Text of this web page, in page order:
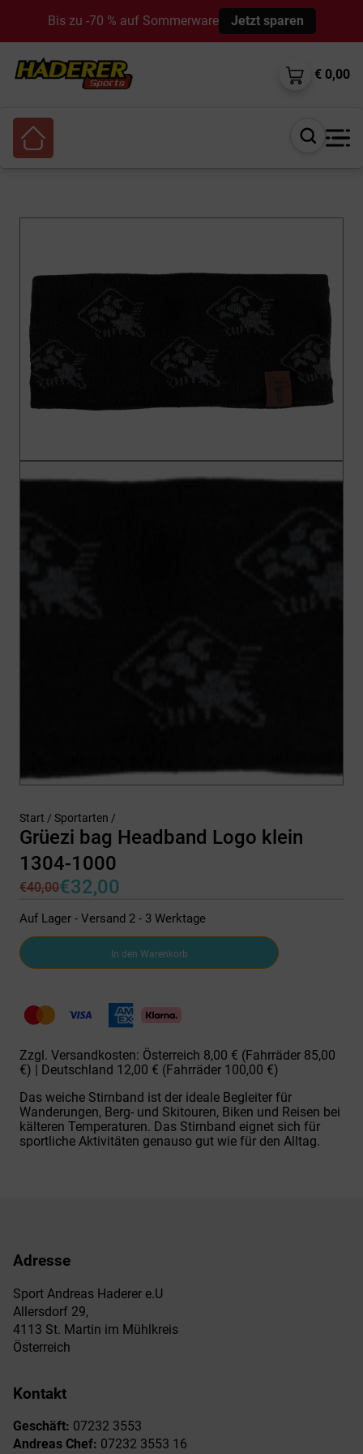
Bis zu -70 % auf Sommerware Jetzt sparen
€ 0,00
Suche
Start / Sportarten /
Grüezi bag Headband Logo klein
1304-1000
€40,00
Ursprünglicher
war:
€40,00
€32,00
Aktueller
ist:
€32,00.
Auf Lager - Versand 2 - 3 Werktage
Grüezi
bag
Headband
1304-
In den Warenkorb
Zzgl. Versandkosten: Österreich 8,00 € (Fahrräder 85,00
€) | Deutschland 12,00 € (Fahrräder 100,00 €)
Das weiche Stirnband ist der ideale Begleiter für
Wanderungen, Berg- und Skitouren, Biken und Reisen bei
kälteren Temperaturen. Das Stirnband eignet sich für
sportliche Aktivitäten genauso gut wie für den Alltag.
Adresse
Sport Andreas Haderer e.U
Allersdorf 29,
4113 St. Martin im Mühlkreis
Österreich
Kontakt
Geschäft: 07232 3553
Andreas Chef: 07232 3553 16